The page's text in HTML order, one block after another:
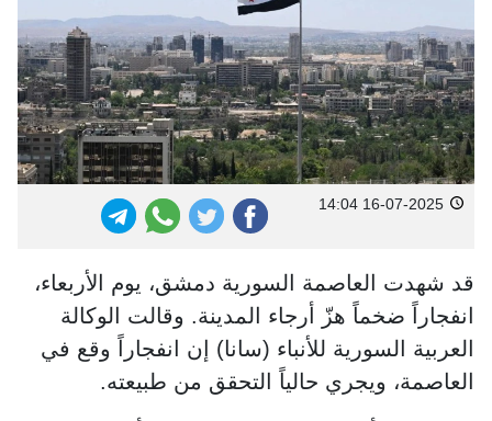
قد شهدت العاصمة السورية دمشق، يوم الأربعاء،
انفجاراً ضخماً هزّ أرجاء المدينة. وقالت الوكالة
العربية السورية للأنباء (سانا) إن انفجاراً وقع في
العاصمة، ويجري حالياً التحقق من طبيعته.